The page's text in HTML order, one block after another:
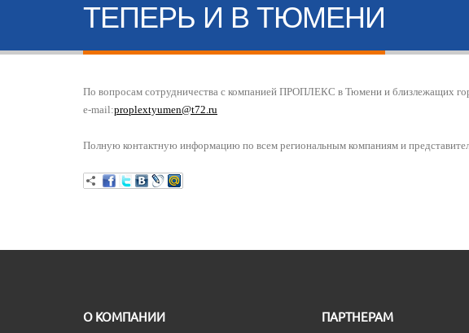
ТЕПЕРЬ И В ТЮМЕНИ
По вопросам сотрудничества с компанией ПРОПЛЕКС в Тюмени и близлежащих
e-mail:proplextyumen@t72.ru
Полную контактную информацию по всем региональным компаниям и
O КОМПАНИИ
ПАРТНЕРАМ